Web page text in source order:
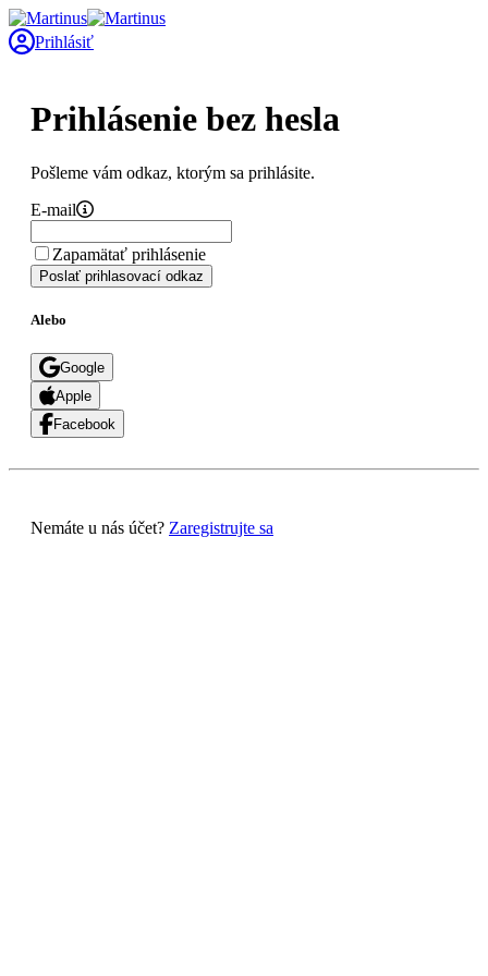
Prihlásiť
Prihlásenie bez hesla
Pošleme vám odkaz, ktorým sa prihlásite.
E-mail
Zapamätať prihlásenie
Poslať prihlasovací odkaz
Alebo
Google
Apple
Facebook
Nemáte u nás účet? Zaregistrujte sa